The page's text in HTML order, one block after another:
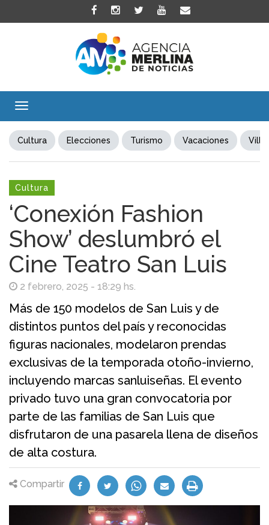
Toggle
Cultura Elecciones Turismo Vacaciones Villa
Cultura
‘Conexión Fashion
Show’ deslumbró el
Cine Teatro San Luis
2 febrero, 2025 - 18:29 hs.
Más de 150 modelos de San Luis y de
distintos puntos del país y reconocidas
figuras nacionales, modelaron prendas
exclusivas de la temporada otoño-invierno,
incluyendo marcas sanluiseñas. El evento
privado tuvo una gran convocatoria por
parte de las familias de San Luis que
disfrutaron de una pasarela llena de diseños
de alta costura.
Compartir